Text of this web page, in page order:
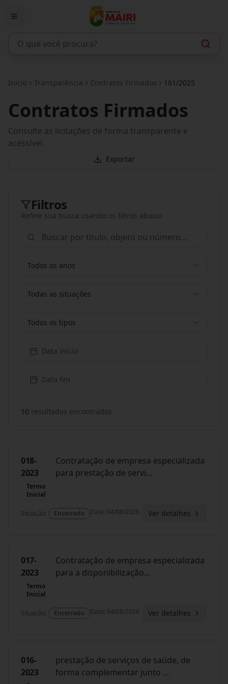
Início Transparência Contratos Firmados 161/2025
Contratos Firmados
Consulte as licitações de forma transparente e
acessível.
Exportar
Filtros
Refine sua busca usando os filtros abaixo
Todos os anos
Todas as situações
Todos os tipos
Data início
Data fim
10 resultados encontrados
018-
2023
Termo
Inicial
Contratação de empresa especializada
para prestação de servi...
Situação: Encerrado Data: 04/08/2026 Ver detalhes
017-
2023
Termo
Inicial
Contratação de empresa especializada
para a disponibilização...
Situação: Encerrado Data: 04/08/2026 Ver detalhes
016-
2023
prestação de serviços de saúde, de
forma complementar junto ...